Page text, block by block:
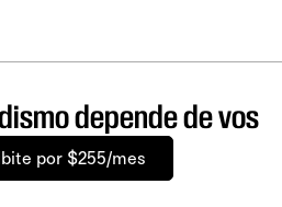
depende de vos
por $255/mes